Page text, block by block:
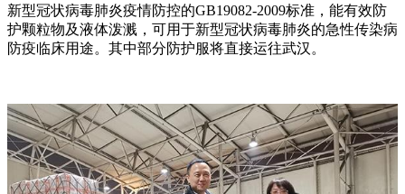
新型冠状病毒肺炎疫情防控的GB19082-2009标准，能有效防
护颗粒物及液体泼溅，可用于新型冠状病毒肺炎的急性传染病
防疫临床用途。其中部分防护服将直接运往武汉。